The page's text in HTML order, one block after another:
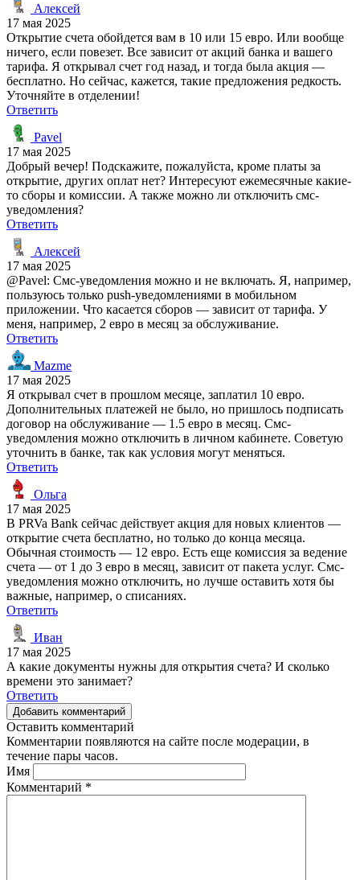
Алексей
17 мая 2025
Открытие счета обойдется вам в 10 или 15 евро. Или вообще
ничего, если повезет. Все зависит от акций банка и вашего
тарифа. Я открывал счет год назад, и тогда была акция —
бесплатно. Но сейчас, кажется, такие предложения редкость.
Уточняйте в отделении!
Ответить
Pavel
17 мая 2025
Добрый вечер! Подскажите, пожалуйста, кроме платы за
открытие, других оплат нет? Интересуют ежемесячные какие-
то сборы и комиссии. А также можно ли отключить смс-
уведомления?
Ответить
Алексей
17 мая 2025
@Pavel: Смс-уведомления можно и не включать. Я, например,
пользуюсь только push-уведомлениями в мобильном
приложении. Что касается сборов — зависит от тарифа. У
меня, например, 2 евро в месяц за обслуживание.
Ответить
Mazme
17 мая 2025
Я открывал счет в прошлом месяце, заплатил 10 евро.
Дополнительных платежей не было, но пришлось подписать
договор на обслуживание — 1.5 евро в месяц. Смс-
уведомления можно отключить в личном кабинете. Советую
уточнить в банке, так как условия могут меняться.
Ответить
Ольга
17 мая 2025
В PRVa Bank сейчас действует акция для новых клиентов —
открытие счета бесплатно, но только до конца месяца.
Обычная стоимость — 12 евро. Есть еще комиссия за ведение
счета — от 1 до 3 евро в месяц, зависит от пакета услуг. Смс-
уведомления можно отключить, но лучше оставить хотя бы
важные, например, о списаниях.
Ответить
Иван
17 мая 2025
А какие документы нужны для открытия счета? И сколько
времени это занимает?
Ответить
Добавить комментарий
Оставить комментарий
Комментарии появляются на сайте после модерации, в
течение пары часов.
Имя
Комментарий *